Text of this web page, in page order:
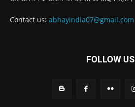
Contact us: abhayindia07@gmail.com
FOLLOW US